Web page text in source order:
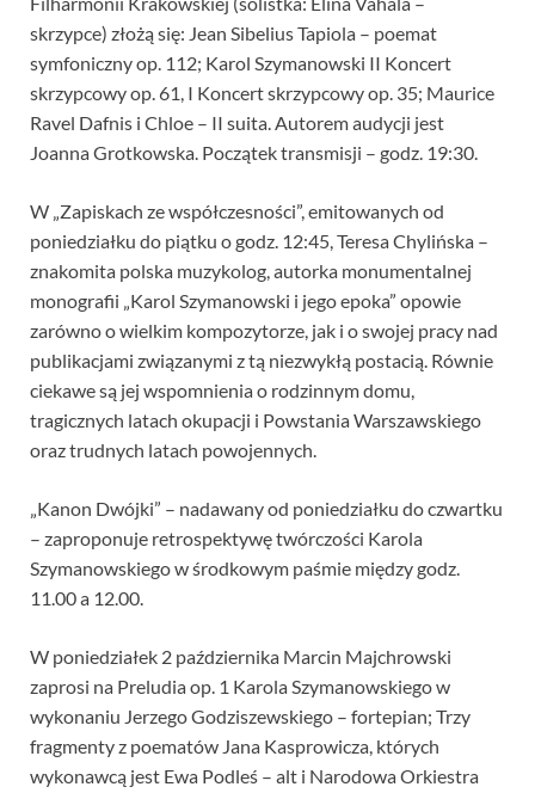
skrzypce) złożą się: Jean Sibelius Tapiola – poemat
symfoniczny op. 112; Karol Szymanowski II Koncert
skrzypcowy op. 61, I Koncert skrzypcowy op. 35; Maurice
Ravel Dafnis i Chloe – II suita. Autorem audycji jest
Joanna Grotkowska. Początek transmisji – godz. 19:30.
W „Zapiskach ze współczesności”, emitowanych od
poniedziałku do piątku o godz. 12:45, Teresa Chylińska –
znakomita polska muzykolog, autorka monumentalnej
monografii „Karol Szymanowski i jego epoka” opowie
zarówno o wielkim kompozytorze, jak i o swojej pracy nad
publikacjami związanymi z tą niezwykłą postacią. Równie
ciekawe są jej wspomnienia o rodzinnym domu,
tragicznych latach okupacji i Powstania Warszawskiego
oraz trudnych latach powojennych.
„Kanon Dwójki” – nadawany od poniedziałku do czwartku
– zaproponuje retrospektywę twórczości Karola
Szymanowskiego w środkowym paśmie między godz.
11.00 a 12.00.
W poniedziałek 2 października Marcin Majchrowski
zaprosi na Preludia op. 1 Karola Szymanowskiego w
wykonaniu Jerzego Godziszewskiego – fortepian; Trzy
fragmenty z poematów Jana Kasprowicza, których
wykonawcą jest Ewa Podleś – alt i Narodowa Orkiestra